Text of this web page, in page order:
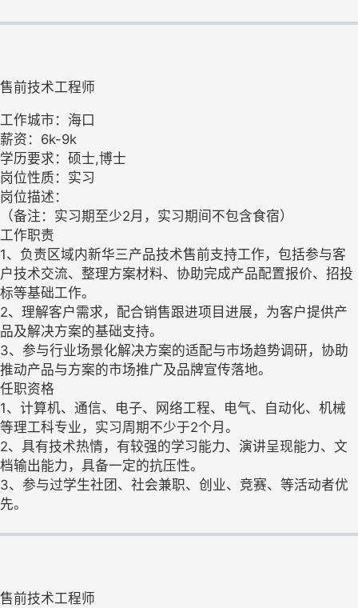
售前技术工程师
工作城市：海口
薪资：6k-9k
学历要求：硕士,博士
岗位性质：实习
岗位描述：
（备注：实习期至少2月，实习期间不包含食宿）
工作职责
1、负责区域内新华三产品技术售前支持工作，包括参与客
户技术交流、整理方案材料、协助完成产品配置报价、招投
标等基础工作。
2、理解客户需求，配合销售跟进项目进展，为客户提供产
品及解决方案的基础支持。
3、参与行业场景化解决方案的适配与市场趋势调研，协助
推动产品与方案的市场推广及品牌宣传落地。
任职资格
1、计算机、通信、电子、网络工程、电气、自动化、机械
等理工科专业，实习周期不少于2个月。
2、具有技术热情，有较强的学习能力、演讲呈现能力、文
档输出能力，具备一定的抗压性。
3、参与过学生社团、社会兼职、创业、竞赛、等活动者优
先。
售前技术工程师